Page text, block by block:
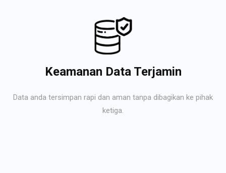
Keamanan Data Terjamin
Data anda tersimpan rapi dan aman tanpa dibagikan ke pihak
ketiga.